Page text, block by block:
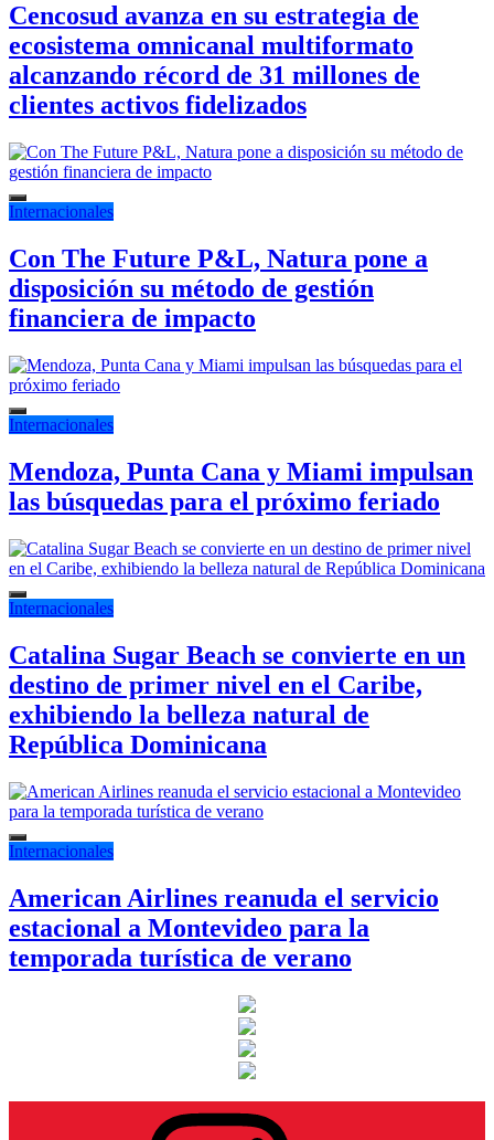
Cencosud avanza en su estrategia de
ecosistema omnicanal multiformato
alcanzando récord de 31 millones de
clientes activos fidelizados
Internacionales
Con The Future P&L, Natura pone a
disposición su método de gestión
financiera de impacto
Internacionales
Mendoza, Punta Cana y Miami impulsan
las búsquedas para el próximo feriado
Internacionales
Catalina Sugar Beach se convierte en un
destino de primer nivel en el Caribe,
exhibiendo la belleza natural de
República Dominicana
Internacionales
American Airlines reanuda el servicio
estacional a Montevideo para la
temporada turística de verano